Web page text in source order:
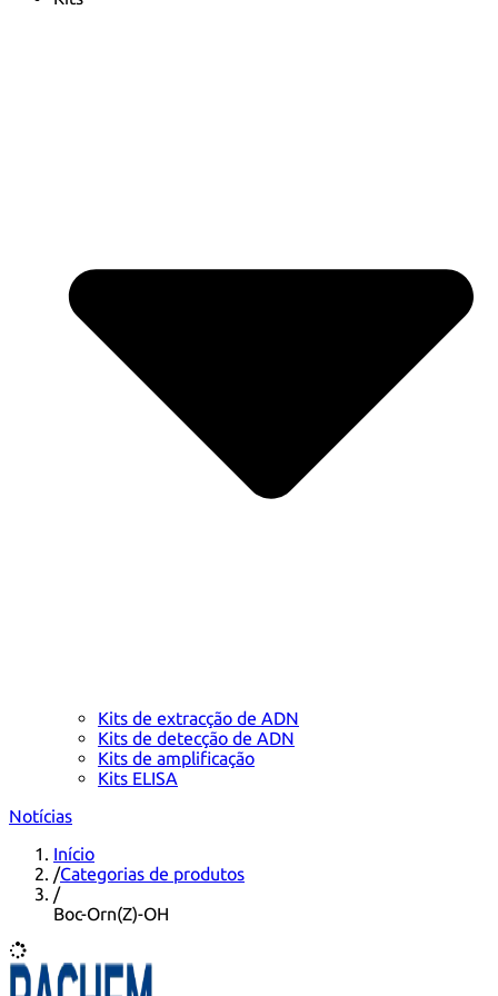
Kits de extracção de ADN
Kits de detecção de ADN
Kits de amplificação
Kits ELISA
Notícias
Início
/Categorias de produtos
/
Boc-Orn(Z)-OH